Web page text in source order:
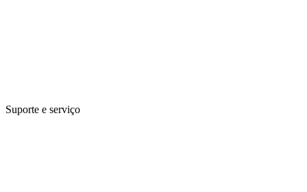
Suporte e serviço